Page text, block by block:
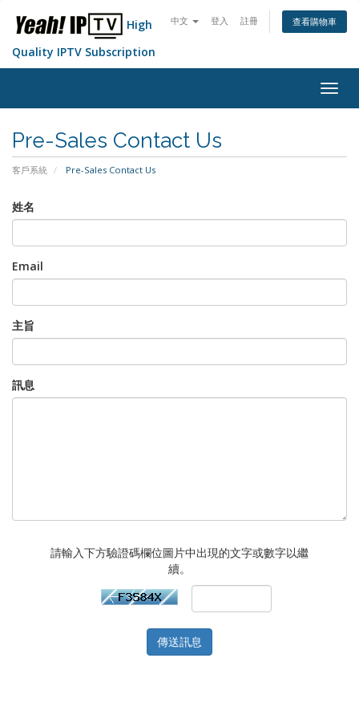
中文 登入 註冊 查看購物車
High
Quality IPTV Subscription
Pre-Sales Contact Us
客戶系統 Pre-Sales Contact Us
姓名
Email
主旨
訊息
請輸入下方驗證碼欄位圖片中出現的文字或數字以繼
續。
傳送訊息